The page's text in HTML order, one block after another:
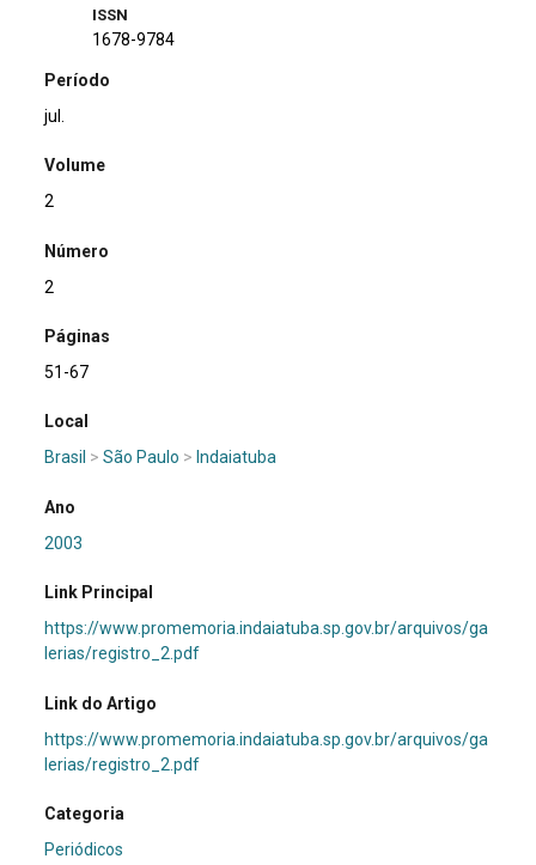
ISSN
1678-9784
Período
jul.
Volume
2
Número
2
Páginas
51-67
Local
Brasil >São Paulo > Indaiatuba
Ano
2003
Link Principal
https://www.promemoria.indaiatuba.sp.gov.br/arquivos/ga
lerias/registro_2.pdf
Link do Artigo
https://www.promemoria.indaiatuba.sp.gov.br/arquivos/ga
lerias/registro_2.pdf
Categoria
Periódicos